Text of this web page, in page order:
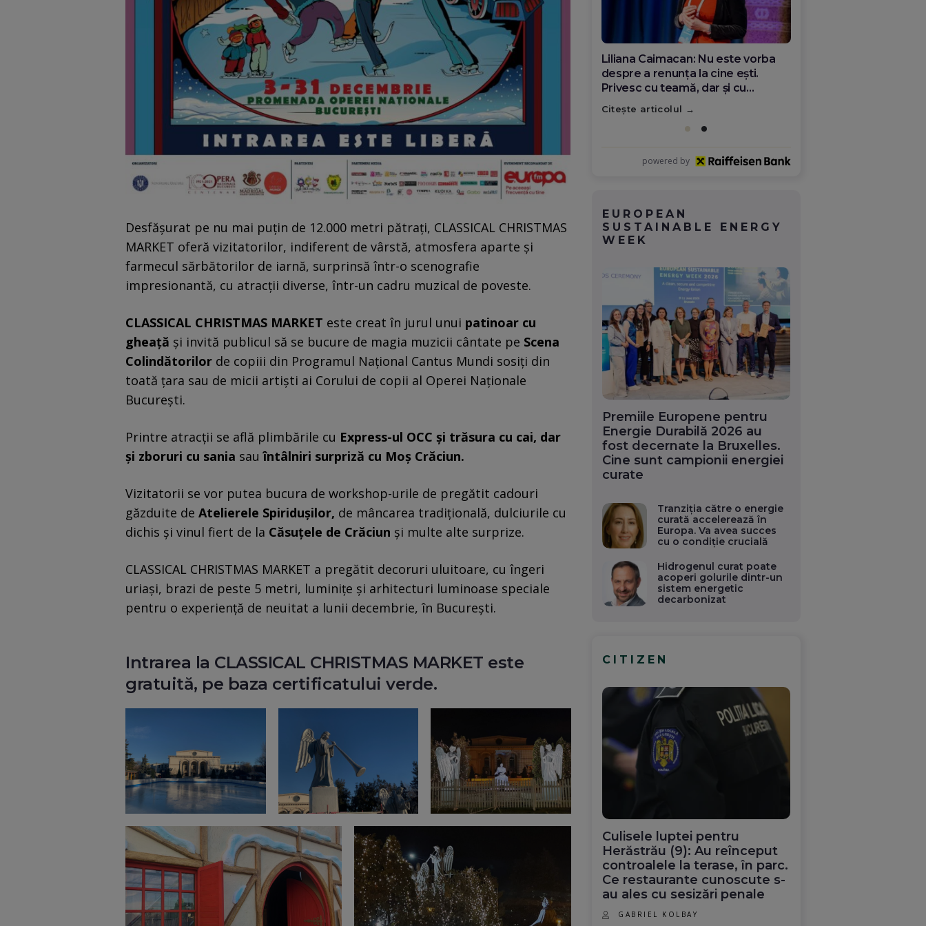
Desfășurat pe nu mai puțin de 12.000 metri pătrați, CLASSICAL CHRISTMAS
MARKET oferă vizitatorilor, indiferent de vârstă, atmosfera aparte și
farmecul sărbătorilor de iarnă, surprinsă într-o scenografie
impresionantă, cu atracții diverse, într-un cadru muzical de poveste.
CLASSICAL CHRISTMAS MARKET este creat în jurul unui patinoar cu
gheață și invită publicul să se bucure de magia muzicii cântate pe Scena
Colindătorilor de copiii din Programul Național Cantus Mundi sosiți din
toată țara sau de micii artiști ai Corului de copii al Operei Naționale
București.
Printre atracții se află plimbările cu Express-ul OCC și trăsura cu cai, dar
și zboruri cu sania sauîntâlniri surpriză cu Moș Crăciun.
Vizitatorii se vor putea bucura de workshop-urile de pregătit cadouri
găzduite de Atelierele Spiridușilor, de mâncarea tradițională, dulciurile cu
dichis și vinul fiert de la Căsuțele de Crăciun și multe alte surprize.
CLASSICAL CHRISTMAS MARKET a pregătit decoruri uluitoare, cu îngeri
uriași, brazi de peste 5 metri, luminițe și arhitecturi luminoase speciale
pentru o experiență de neuitat a lunii decembrie, în București.
Intrarea la CLASSICAL CHRISTMAS MARKET este
gratuită, pe baza certificatului verde.
Din sala de operație din Italia,
către viitorul medicinei românești.
Medicul Florin Puflea: majoritatea
românilor plecați nu s-au rupt de
țară
Citește articolul
powered by
EUROPEAN
SUSTAINABLE ENERGY
WEEK
Premiile Europene pentru
Energie Durabilă 2026 au
fost decernate la Bruxelles.
Cine sunt campionii energiei
curate
Tranziția către o energie
curată accelerează în
Europa. Va avea succes
cu o condiție crucială
Hidrogenul curat poate
acoperi golurile dintr-un
sistem energetic
decarbonizat
CITIZEN
Culisele luptei pentru
Herăstrău (9): Au reînceput
controalele la terase, în parc.
Ce restaurante cunoscute s-
au ales cu sesizări penale
GABRIEL KOLBAY